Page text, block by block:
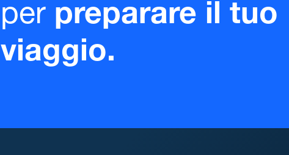
per preparare il tuo
viaggio.